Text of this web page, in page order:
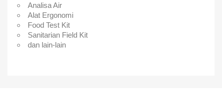
Analisa Air
Alat Ergonomi
Food Test Kit
Sanitarian Field Kit
dan lain-lain